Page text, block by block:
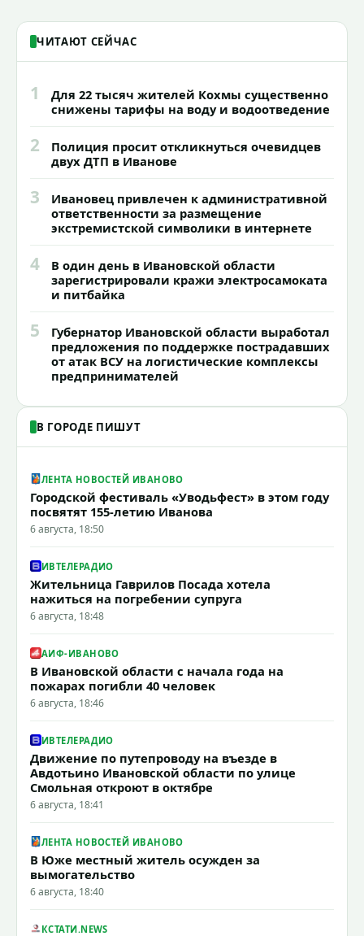
ЧИТАЮТ СЕЙЧАС
1
Для 22 тысяч жителей Кохмы существенно
снижены тарифы на воду и водоотведение
2
Полиция просит откликнуться очевидцев
двух ДТП в Иванове
3
Ивановец привлечен к административной
ответственности за размещение
экстремистской символики в интернете
4
В один день в Ивановской области
зарегистрировали кражи электросамоката
и питбайка
5
Губернатор Ивановской области выработал
предложения по поддержке пострадавших
от атак ВСУ на логистические комплексы
предпринимателей
В ГОРОДЕ ПИШУТ
ЛЕНТА НОВОСТЕЙ ИВАНОВО
Городской фестиваль «Уводьфест» в этом году
посвятят 155-летию Иванова
6 августа, 18:50
ИВТЕЛЕРАДИО
Жительница Гаврилов Посада хотела
нажиться на погребении супруга
6 августа, 18:48
АИФ-ИВАНОВО
В Ивановской области с начала года на
пожарах погибли 40 человек
6 августа, 18:46
ИВТЕЛЕРАДИО
Движение по путепроводу на въезде в
Авдотьино Ивановской области по улице
Смольная откроют в октябре
6 августа, 18:41
ЛЕНТА НОВОСТЕЙ ИВАНОВО
В Юже местный житель осужден за
вымогательство
6 августа, 18:40
КСТАТИ.NEWS